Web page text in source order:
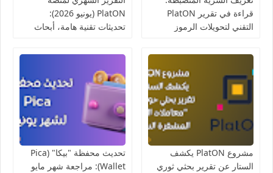
قراءة في تقرير PlatON
التقني لتحويلات الرموز
PlatON (يونيو 2026):
تحديثات تقنية هامة، أبحاث
مواكبة لكأس العالم
مشروع PlatON يكشف
الستار عن تقرير بحثي ثوري
تحديث محفظة "بيكا" (Pica
Wallet): مراجعة شهر مايو